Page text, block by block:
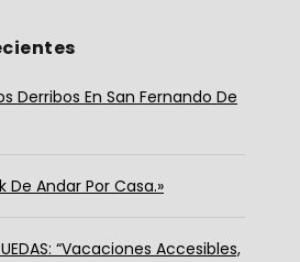
Derribos En San Fernando De
De Andar Por Casa.»
“Vacaciones Accesibles,